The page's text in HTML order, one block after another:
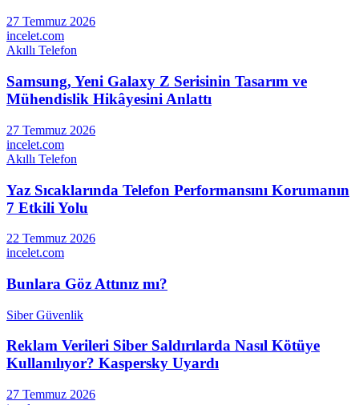
27 Temmuz 2026
incelet.com
Akıllı Telefon
Samsung, Yeni Galaxy Z Serisinin Tasarım ve
Mühendislik Hikâyesini Anlattı
27 Temmuz 2026
incelet.com
Akıllı Telefon
Yaz Sıcaklarında Telefon Performansını Korumanın
7 Etkili Yolu
22 Temmuz 2026
incelet.com
Bunlara Göz Attınız mı?
Siber Güvenlik
Reklam Verileri Siber Saldırılarda Nasıl Kötüye
Kullanılıyor? Kaspersky Uyardı
27 Temmuz 2026